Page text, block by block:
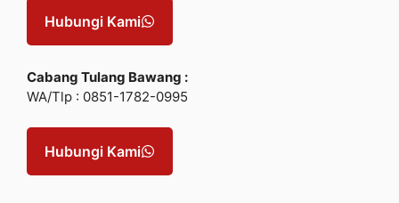
Hubungi Kami
Cabang Tulang Bawang :
WA/Tlp : 0851-1782-0995
Hubungi Kami